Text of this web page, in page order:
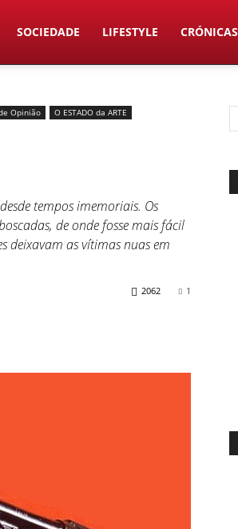
SOCIEDADE LIFESTYLE CRÓNICAS
Opinião
O ESTADO da ARTE
tempos imemoriais. Os
de onde fosse mais fácil
deixavam as vítimas nuas em
1
2062